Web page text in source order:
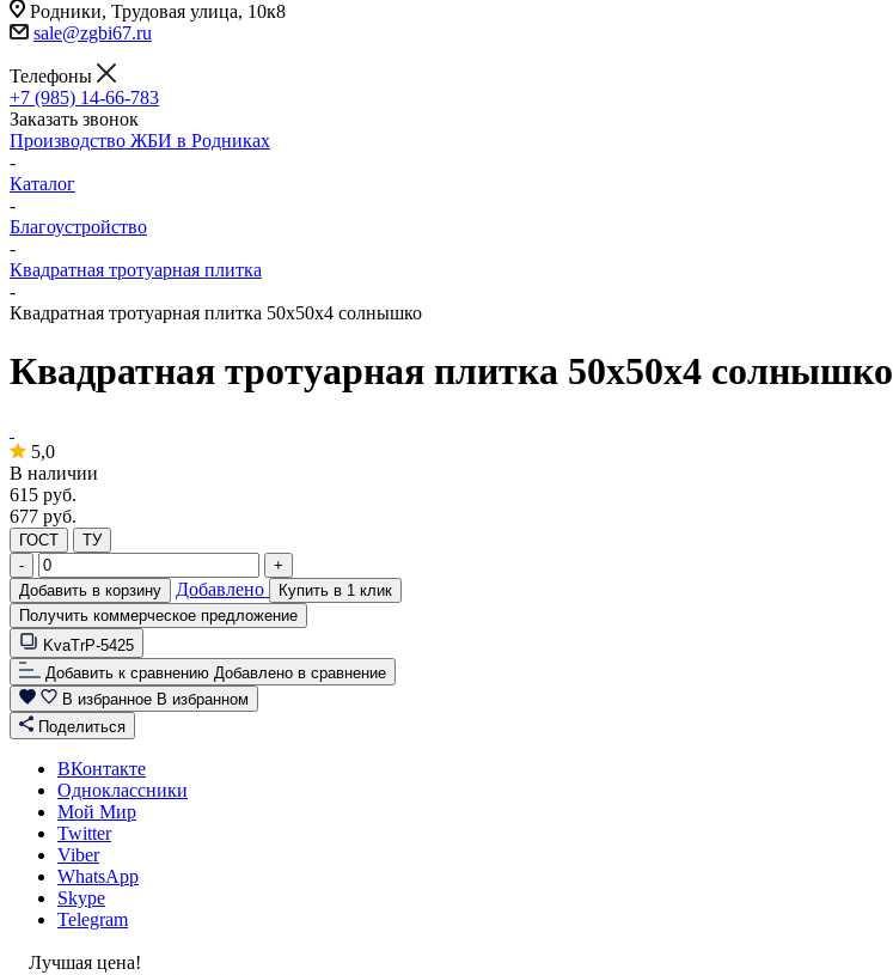
Родники, Трудовая улица, 10к8
sale@zgbi67.ru
Телефоны
+7 (985) 14-66-783
Заказать звонок
Производство ЖБИ в Родниках
-
Каталог
-
Благоустройство
-
Квадратная тротуарная плитка
-
Квадратная тротуарная плитка 50x50x4 солнышко
Квадратная тротуарная плитка 50x50x4 солнышко
5,0
В наличии
615 руб.
677 руб.
ГОСТ
ТУ
-
+
Добавить в корзину
Добавлено
Купить в 1 клик
Получить коммерческое предложение
KvaTrP-5425
Добавить к сравнению Добавлено в сравнение
В избранное В избранном
Поделиться
ВКонтакте
Одноклассники
Мой Мир
Twitter
Viber
WhatsApp
Skype
Telegram
Лучшая цена!